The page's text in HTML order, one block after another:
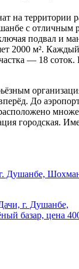
на территории
с отличным
подвал и
2000 м².
— 18
До
городская.